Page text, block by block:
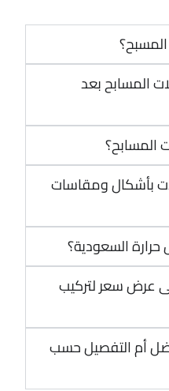
المسابح بعد
المسابح؟
بأشكال ومقاسات
السعودية؟
عرض سعر لتركيب
أم التفصيل حسب